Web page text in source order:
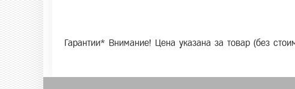
Гарантии* Внимание! Цена указана за товар (без